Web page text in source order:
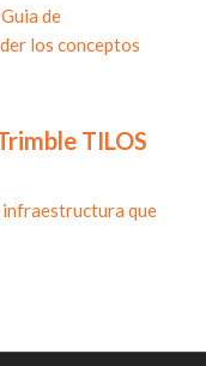
Guia de
los conceptos
TILOS
infraestructura que